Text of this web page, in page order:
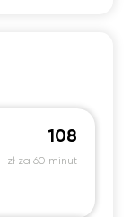
108
zł za 60 minut